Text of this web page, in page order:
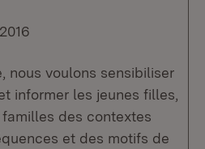
nous voulons sensibiliser
informer les jeunes filles,
des contextes
et des motifs de